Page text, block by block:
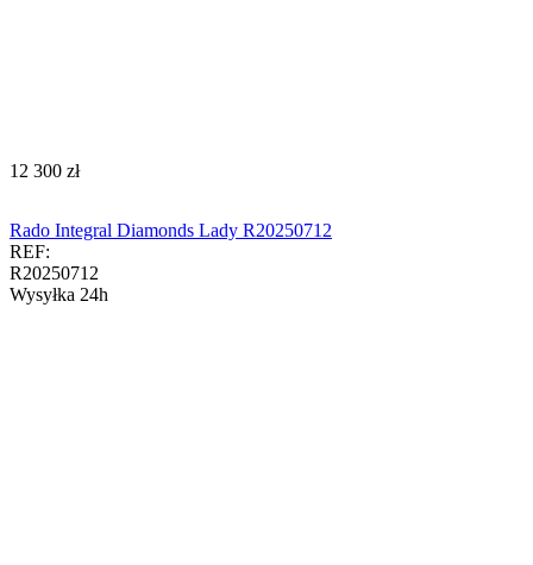
‍12 300‍ zł
Rado Integral Diamonds Lady R20250712
REF:
R20250712
Wysyłka 24h